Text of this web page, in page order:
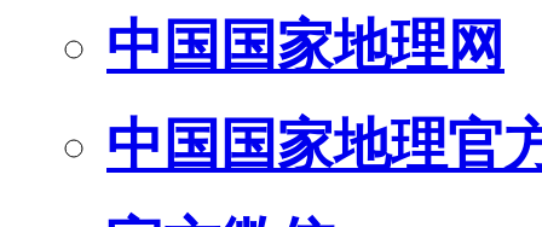
中国国家地理网
中国国家地理官